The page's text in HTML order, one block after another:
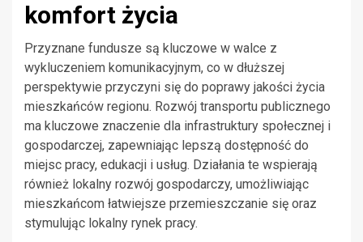
komfort życia
Przyznane fundusze są kluczowe w walce z
wykluczeniem komunikacyjnym, co w dłuższej
perspektywie przyczyni się do poprawy jakości życia
mieszkańców regionu. Rozwój transportu publicznego
ma kluczowe znaczenie dla infrastruktury społecznej i
gospodarczej, zapewniając lepszą dostępność do
miejsc pracy, edukacji i usług. Działania te wspierają
również lokalny rozwój gospodarczy, umożliwiając
mieszkańcom łatwiejsze przemieszczanie się oraz
stymulując lokalny rynek pracy.